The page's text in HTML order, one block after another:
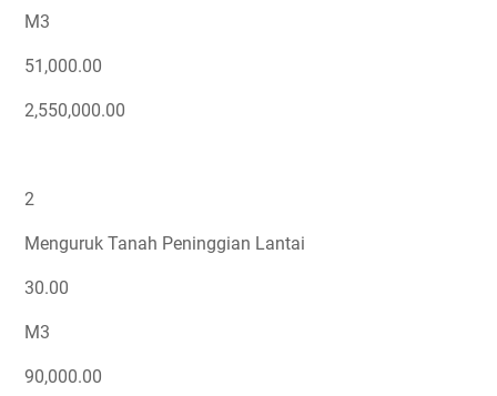
M3
51,000.00
2,550,000.00
2
Menguruk Tanah Peninggian Lantai
30.00
M3
90,000.00